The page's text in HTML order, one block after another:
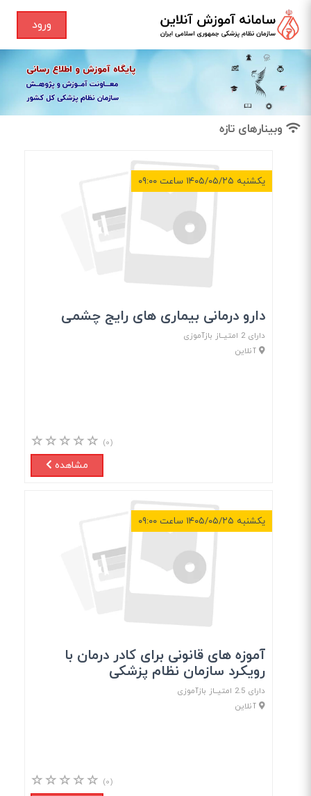
ورود
وبینار‌های تازه
یکشنبه ۱۴۰۵/۰۵/۲۵ ساعت ۰۹:۰۰
دارو درمانی بیماری های رایج چشمی
دارای 2 امتیــاز بازآموزی
آنلاین
(۰)
مشاهده
یکشنبه ۱۴۰۵/۰۵/۲۵ ساعت ۰۹:۰۰
آموزه های قانونی برای کادر درمان با
رویکرد سازمان نظام پزشکی
دارای 2.5 امتیــاز بازآموزی
آنلاین
(۰)